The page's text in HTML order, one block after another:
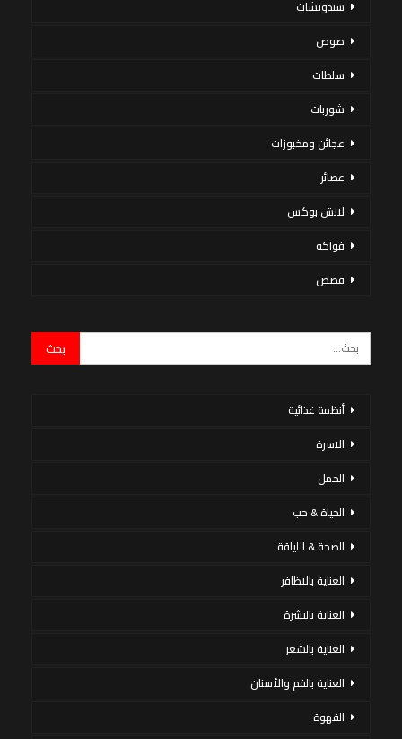
سندوتشات
صوص
سلطات
شوربات
عجائن ومخبوزات
عصائر
لانش بوكس
فواكه
قصص
أنظمة غذائية
الاسرة
الحمل
الحياة & حب
الصحة & اللياقة
العناية بالاظافر
العناية بالبشرة
العناية بالشعر
العناية بالفم والأسنان
القهوة